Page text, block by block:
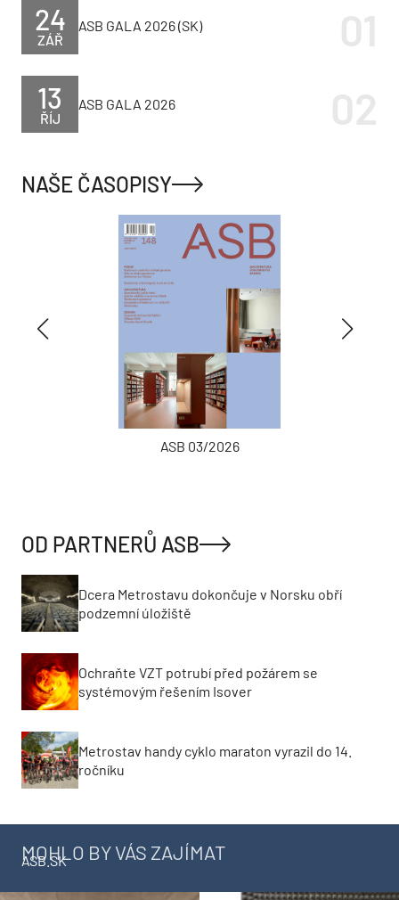
ZÁŘ
24 ASB GALA 2026 (SK)
ŘÍJ
13 ASB GALA 2026
NAŠE ČASOPISY
ASB 03/2026
OD PARTNERŮ ASB
Dcera Metrostavu dokončuje v Norsku obří
podzemní úložiště
Ochraňte VZT potrubí před požárem se
systémovým řešením Isover
Metrostav handy cyklo maraton vyrazil do 14.
ročníku
MOHLO BY VÁS ZAJÍMAT
ASB.SK